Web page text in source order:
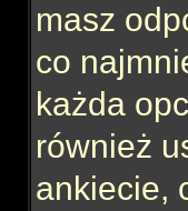
masz
co
każda
również
ankiecie,